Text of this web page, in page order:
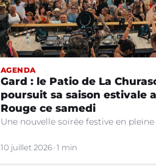
AGENDA
Gard : le Patio de La
poursuit sa saison estivale
Rouge ce samedi
Une nouvelle soirée festive en
10 juillet 2026 1 min